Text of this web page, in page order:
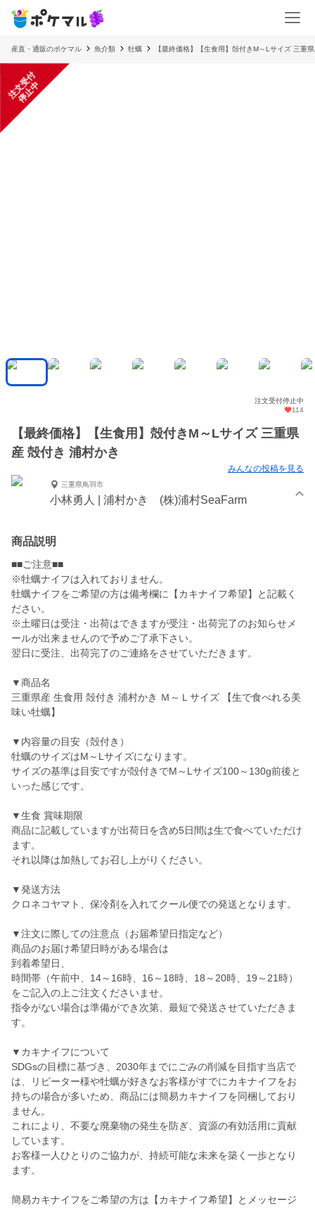
産直・通販のポケマル 魚介類 牡蠣 【最終価格】【生食用】殻付きM～Lサイズ 三重
注
文
受
付
停
止
中
注文受付停止中
114
【最終価格】【生食用】殻付きM～Lサイズ 三重県
産 殻付き 浦村かき
みんなの投稿を見る
三重県鳥羽市
小林勇人 | 浦村かき (株)浦村SeaFarm
商品説明
■■ご注意■■
※牡蠣ナイフは入れておりません。
牡蠣ナイフをご希望の方は備考欄に【カキナイフ希望】と記載く
ださい。
※土曜日は受注・出荷はできますが受注・出荷完了のお知らせメ
ールが出来ませんので予めご了承下さい。
翌日に受注、出荷完了のご連絡をさせていただきます。
▼商品名
三重県産 生食用 殻付き 浦村かき Ｍ～Ｌサイズ 【生で食べれる美
味い牡蠣】
▼内容量の目安（殻付き）
牡蠣のサイズはM～Lサイズになります。
サイズの基準は目安ですが殻付きでM～Lサイズ100～130g前後と
いった感じです。
▼生食 賞味期限
商品に記載していますが出荷日を含め5日間は生で食べていただけ
ます。
それ以降は加熱してお召し上がりください。
▼発送方法
クロネコヤマト、保冷剤を入れてクール便での発送となります。
▼注文に際しての注意点（お届希望日指定など）
商品のお届け希望日時がある場合は
到着希望日、
時間帯（午前中、14～16時、16～18時、18～20時、19～21時）
をご記入の上ご注文くださいませ。
指令がない場合は準備ができ次第、最短で発送させていただきま
す。
▼カキナイフについて
SDGsの目標に基づき、2030年までにごみの削減を目指す当店で
は、リピーター様や牡蠣が好きなお客様がすでにカキナイフをお
持ちの場合が多いため、商品には簡易カキナイフを同梱しており
ません。
これにより、不要な廃棄物の発生を防ぎ、資源の有効活用に貢献
しています。
お客様一人ひとりのご協力が、持続可能な未来を築く一歩となり
ます。
簡易カキナイフをご希望の方は【カキナイフ希望】とメッセージ